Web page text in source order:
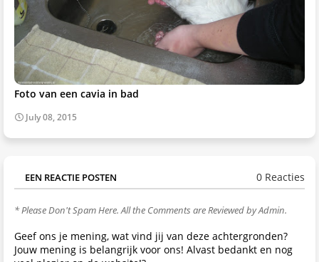
Foto van een cavia in bad
July 08, 2015
EEN REACTIE POSTEN 0 Reacties
* Please Don't Spam Here. All the Comments are Reviewed by Admin.
Geef ons je mening, wat vind jij van deze achtergronden?
Jouw mening is belangrijk voor ons! Alvast bedankt en nog